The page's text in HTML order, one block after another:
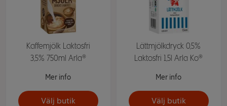
Kaffemjölk Laktosfri
3,5% 750ml Arla®
Mer info
Välj butik
Lättmjölkdryck 0,5%
Laktosfri 1,5l Arla Ko®
Mer info
Välj butik